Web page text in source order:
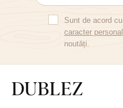
Sunt de acord cu
caracter personal
noutăți.